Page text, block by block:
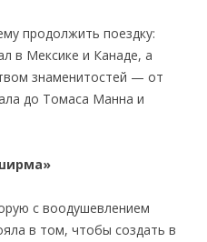
продолжить поездку:
в Мексике и Канаде, а
знаменитостей — от
до Томаса Манна и
с воодушевлением
в том, чтобы создать в